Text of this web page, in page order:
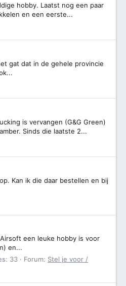
hobby. Laatst nog een paar
en een eerste...
gat dat in de gehele provincie
is vervangen (G&G Green)
Sinds die laatste 2...
Kan ik die daar bestellen en bij
een leuke hobby is voor
en...
33 Forum: Stel je voor /